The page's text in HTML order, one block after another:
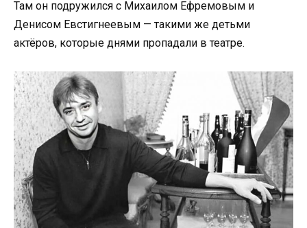
Там он подружился с Михаилом Ефремовым и
Денисом Евстигнеевым — такими же детьми
актёров, которые днями пропадали в театре.